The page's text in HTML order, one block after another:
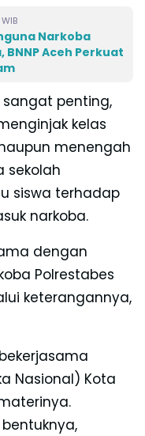
Narkoba
BNNP Aceh Perkuat
penting,
kelas
menengah
sekolah
siswa terhadap
narkoba.
dengan
Polrestabes
keterangannya,
Nasional) Kota